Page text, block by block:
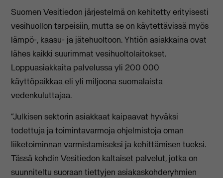
Suomen Vesitiedon järjestelmä on kehitetty erityisesti
vesihuollon tarpeisiin, mutta se on käytettävissä myös
lämpö-, kaasu- ja jätehuoltoon. Yhtiön asiakkaina ovat
lähes kaikki suurimmat vesihuoltolaitokset​.
Loppuasiakkaita palvelussa yli 200 000
käyttöpaikkaa ​eli yli miljoona suomalaista
vedenkuluttajaa.
“Julkisen sektorin asiakkaat kaipaavat hyväksi
todettuja ja toimintavarmoja ohjelmistoja oman
liiketoiminnan varmistamiseksi ja kehittämisen tueksi.
Tässä kohdin Vesitiedon kaltaiset palvelut, jotka on
suunniteltu suoraan tiettyjen asiakaskohderyhmien